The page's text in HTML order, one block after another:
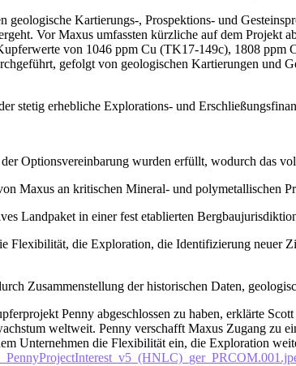
Kartierungs-, Prospektions- und
Vor Maxus umfassten kürzliche auf dem Projekt
von 1046 ppm Cu (TK17-149c), 1808
gefolgt von geologischen Kartierungen und
stetig erhebliche Explorations- und
Optionsvereinbarung wurden erfüllt, wodurch das
Maxus an kritischen Mineral- und polymetallischen
Landpaket in einer fest etablierten
Flexibilität, die Exploration, die Identifizierung neuer
Zusammenstellung der historischen Daten,
Penny abgeschlossen zu haben, erklärte
weltweit. Penny verschafft Maxus Zugang zu
Unternehmen die Flexibilität ein, die Exploration